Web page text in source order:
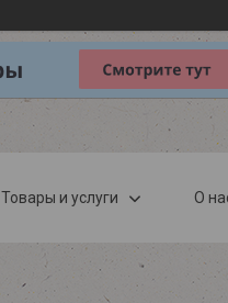
Товары и услуги О